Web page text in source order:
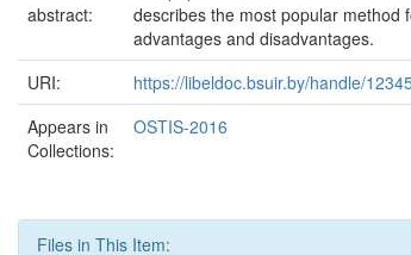
abstract:
describes the most popular method
advantages and disadvantages.
URI:
https://libeldoc.bsuir.by/handle/
Appears in
Collections:
OSTIS-2016
Files in This Item: